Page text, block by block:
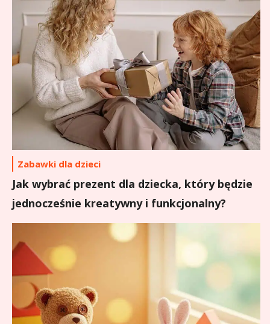
Zabawki dla dzieci
Jak wybrać prezent dla dziecka, który będzie
jednocześnie kreatywny i funkcjonalny?